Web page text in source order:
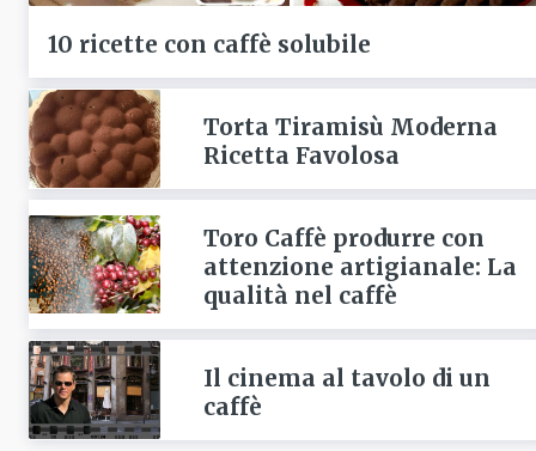
10 ricette con caffè solubile
Torta Tiramisù Moderna
Ricetta Favolosa
Toro Caffè produrre con
attenzione artigianale: La
qualità nel caffè
Il cinema al tavolo di un
caffè